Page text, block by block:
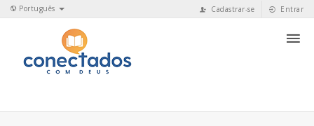
Português Entrar
Cadastrar-se